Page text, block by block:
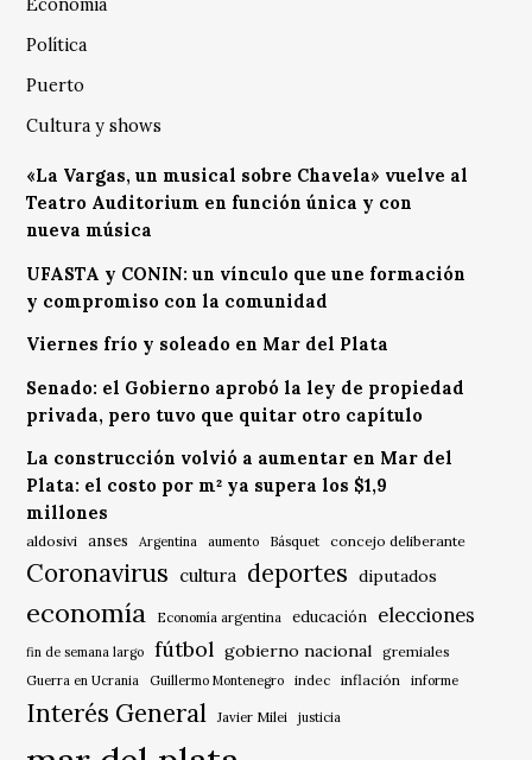
Economía
Política
Puerto
Cultura y shows
«La Vargas, un musical sobre Chavela» vuelve al
Teatro Auditorium en función única y con
nueva música
UFASTA y CONIN: un vínculo que une formación
y compromiso con la comunidad
Viernes frío y soleado en Mar del Plata
Senado: el Gobierno aprobó la ley de propiedad
privada, pero tuvo que quitar otro capítulo
La construcción volvió a aumentar en Mar del
Plata: el costo por m² ya supera los $1,9
millones
aldosivi anses Argentina aumento Básquet concejo deliberante
Coronavirus cultura deportes diputados
economía Economía argentina educación elecciones
fin de semana largo fútbol gobierno nacional gremiales
Guerra en Ucrania Guillermo Montenegro indec inflación informe
Interés General Javier Milei justicia